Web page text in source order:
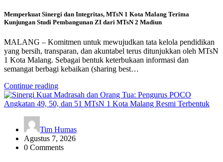
Memperkuat Sinergi dan Integritas, MTsN 1 Kota Malang Terima
Kunjungan Studi Pembangunan ZI dari MTsN 2 Madiun
MALANG – Komitmen untuk mewujudkan tata kelola pendidikan
yang bersih, transparan, dan akuntabel terus ditunjukkan oleh MTsN
1 Kota Malang. Sebagai bentuk keterbukaan informasi dan
semangat berbagi kebaikan (sharing best…
Continue reading
Tim Humas
Agustus 7, 2026
0 Comments